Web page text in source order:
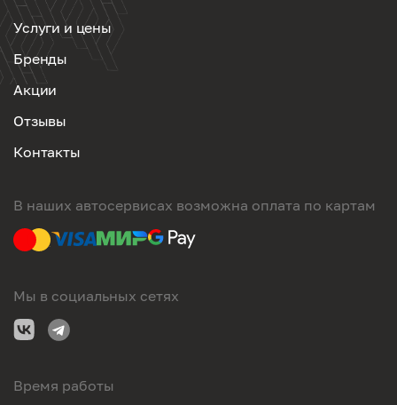
Услуги и цены
Бренды
Акции
Отзывы
Контакты
В наших автосервисах возможна оплата по картам
Мы в социальных сетях
Время работы